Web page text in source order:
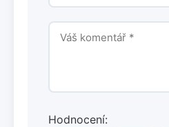
Hodnocení: